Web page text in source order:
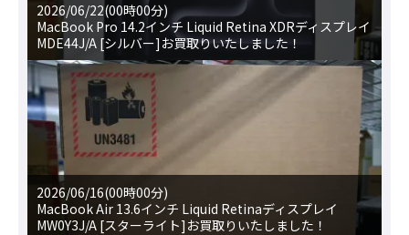
2026/06/22(00時00分)
MacBook Pro 14.2インチ Liquid Retina XDRディスプレイ
MDE44J/A [シルバー]お買取りいたしました！
2026/06/16(00時00分)
MacBook Air 13.6インチ Liquid Retinaディスプレイ
MW0Y3J/A [スターライト]お買取りいたしました！